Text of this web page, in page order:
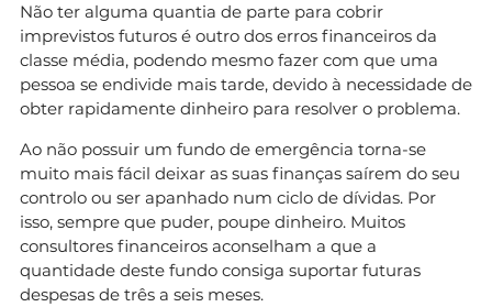
Não ter alguma quantia de parte para cobrir
imprevistos futuros é outro dos erros financeiros da
classe média, podendo mesmo fazer com que uma
pessoa se endivide mais tarde, devido à necessidade de
obter rapidamente dinheiro para resolver o problema.
Ao não possuir um fundo de emergência torna-se
muito mais fácil deixar as suas finanças saírem do seu
controlo ou ser apanhado num ciclo de dívidas. Por
isso, sempre que puder, poupe dinheiro. Muitos
consultores financeiros aconselham a que a
quantidade deste fundo consiga suportar futuras
despesas de três a seis meses.